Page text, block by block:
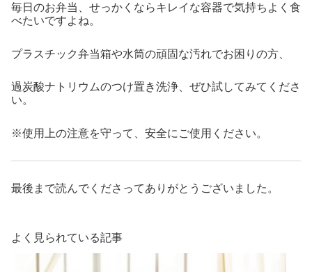
毎日のお弁当、せっかくならキレイな容器で気持ちよく食
べたいですよね。
プラスチック弁当箱や水筒の頑固な汚れでお困りの方、
過炭酸ナトリウムのつけ置き洗浄、ぜひ試してみてくださ
い。
※使用上の注意を守って、安全にご使用ください。
最後まで読んでくださってありがとうございました。
よく見られている記事